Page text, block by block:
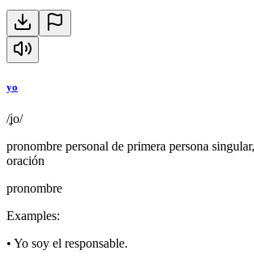
yo
/ʝo/
pronombre personal de primera persona
oración
pronombre
Examples:
• Yo soy el responsable.